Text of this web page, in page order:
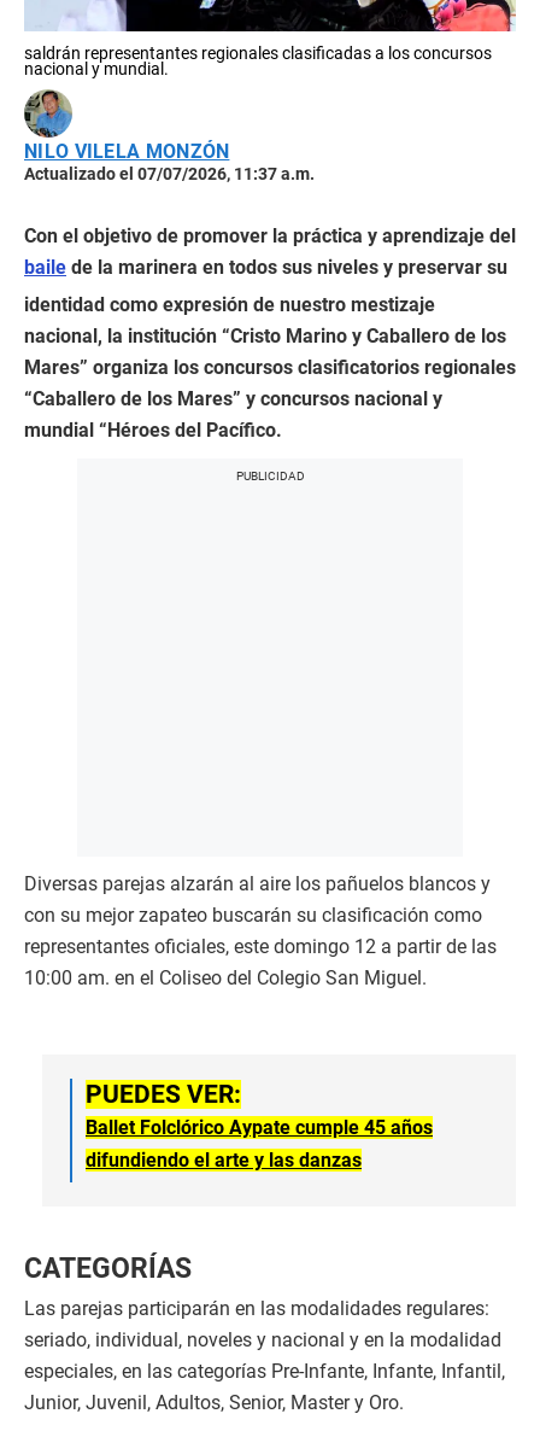
saldrán representantes regionales clasificadas a los concursos
nacional y mundial.
NILO VILELA MONZÓN
Actualizado el 07/07/2026, 11:37 a.m.
Con el objetivo de promover la práctica y aprendizaje del
baile de la marinera en todos sus niveles y preservar su
identidad como expresión de nuestro mestizaje
nacional, la institución “Cristo Marino y Caballero de los
Mares” organiza los concursos clasificatorios regionales
“Caballero de los Mares” y concursos nacional y
mundial “Héroes del Pacífico.
Diversas parejas alzarán al aire los pañuelos blancos y
con su mejor zapateo buscarán su clasificación como
representantes oficiales, este domingo 12 a partir de las
10:00 am. en el Coliseo del Colegio San Miguel.
PUEDES VER:
Ballet Folclórico Aypate cumple 45 años
difundiendo el arte y las danzas
CATEGORÍAS
Las parejas participarán en las modalidades regulares:
seriado, individual, noveles y nacional y en la modalidad
especiales, en las categorías Pre-Infante, Infante, Infantil,
Junior, Juvenil, Adultos, Senior, Master y Oro.